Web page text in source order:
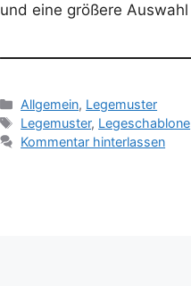
und eine größere Auswahl
Kategorien
Allgemein, Legemuster
Schlagwörter
Legemuster, Legeschablone
Kommentar hinterlassen